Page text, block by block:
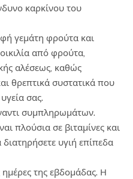
καρκίνου του
γεμάτη φρούτα και
από φρούτα,
αλέσεως, καθώς
θρεπτικά συστατικά που
σας.
συμπληρωμάτων.
πλούσια σε βιταμίνες και
υγιή επίπεδα
ημέρες της εβδομάδας. Η